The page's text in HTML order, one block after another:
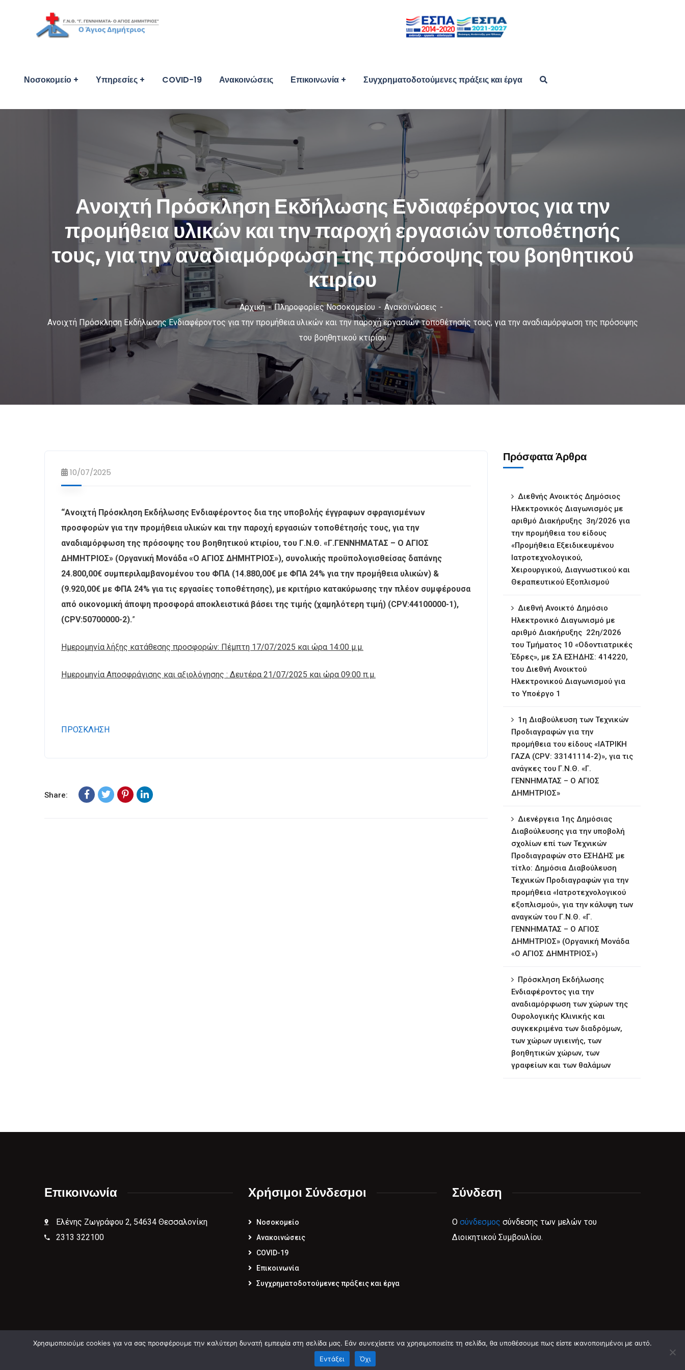
Νοσοκομείο Υπηρεσίες COVID-19 Ανακοινώσεις Επικοινωνία Συγχρηματοδοτούμενες πράξεις και έργα
Ανοιχτή Πρόσκληση Εκδήλωσης Ενδιαφέροντος για την
προμήθεια υλικών και την παροχή εργασιών τοποθέτησής
τους, για την αναδιαμόρφωση της πρόσοψης του βοηθητικού
κτιρίου
Αρχική Πληροφορίες Νοσοκομείου
Ανακοινώσεις
Ανοιχτή Πρόσκληση Εκδήλωσης Ενδιαφέροντος για την προμήθεια υλικών και την παροχή εργασιών τοποθέτησής τους, για την αναδιαμόρφωση της πρόσοψης
του βοηθητικού κτιρίου
10/07/2025
“Ανοιχτή Πρόσκληση Εκδήλωσης Ενδιαφέροντος δια της υποβολής έγγραφων σφραγισμένων
προσφορών για την προμήθεια υλικών και την παροχή εργασιών τοποθέτησής τους, για την
αναδιαμόρφωση της πρόσοψης του βοηθητικού κτιρίου, του Γ.Ν.Θ. «Γ.ΓΕΝΝΗΜΑΤΑΣ – Ο ΑΓΙΟΣ
ΔΗΜΗΤΡΙΟΣ» (Οργανική Μονάδα «Ο ΑΓΙΟΣ ΔΗΜΗΤΡΙΟΣ»), συνολικής προϋπολογισθείσας δαπάνης
24.800,00€ συμπεριλαμβανομένου του ΦΠΑ (14.880,00€ με ΦΠΑ 24% για την προμήθεια υλικών) &
(9.920,00€ με ΦΠΑ 24% για τις εργασίες τοποθέτησης), με κριτήριο κατακύρωσης την πλέον συμφέρουσα
από οικονομική άποψη προσφορά αποκλειστικά βάσει της τιμής (χαμηλότερη τιμή) (CPV:44100000-1),
(CPV:50700000-2).”
Ημερομηνία λήξης κατάθεσης προσφορών: Πέμπτη 17/07/2025 και ώρα 14:00 μ.μ.
Ημερομηνία Αποσφράγισης και αξιολόγησης : Δευτέρα 21/07/2025 και ώρα 09:00 π.μ.
ΠΡΟΣΚΛΗΣΗ
Share:
Πρόσφατα Άρθρα
Διεθνής Ανοικτός Δημόσιος
Ηλεκτρονικός Διαγωνισμός με
αριθμό Διακήρυξης 3η/2026 για
την προμήθεια του είδους
«Προμήθεια Εξειδικευμένου
Ιατροτεχνολογικού,
Χειρουργικού, Διαγνωστικού και
Θεραπευτικού Εξοπλισμού
Διεθνή Ανοικτό Δημόσιο
Ηλεκτρονικό Διαγωνισμό με
αριθμό Διακήρυξης 22η/2026
του Τμήματος 10 «Οδοντιατρικές
Έδρες», με ΣΑ ΕΣΗΔΗΣ: 414220,
του Διεθνή Ανοικτού
Ηλεκτρονικού Διαγωνισμού για
το Υποέργο 1
1η ∆ιαβούλευση των Τεχνικών
Προδιαγραφών για την
προμήθεια του είδους «ΙΑΤΡΙΚΗ
ΓΑΖΑ (CPV: 33141114-2)», για τις
ανάγκες του Γ.Ν.Θ. «Γ.
ΓΕΝΝΗΜΑΤΑΣ – Ο ΑΓΙΟΣ
ΔΗΜΗΤΡΙΟΣ»
∆ιενέργεια 1ης ∆ηµόσιας
∆ιαβούλευσης για την υποβολή
σχολίων επί των Τεχνικών
Προδιαγραφών στο ΕΣΗΔΗΣ με
τίτλο: Δημόσια Διαβούλευση
Τεχνικών Προδιαγραφών για την
προμήθεια «Ιατροτεχνολογικού
εξοπλισμού», για την κάλυψη των
αναγκών του Γ.Ν.Θ. «Γ.
ΓΕΝΝΗΜΑΤΑΣ – Ο ΑΓΙΟΣ
ΔΗΜΗΤΡΙΟΣ» (Οργανική Μονάδα
«Ο ΑΓΙΟΣ ΔΗΜΗΤΡΙΟΣ»)
Πρόσκληση Εκδήλωσης
Ενδιαφέροντος για την
αναδιαμόρφωση των χώρων της
Ουρολογικής Κλινικής και
συγκεκριμένα των διαδρόμων,
των χώρων υγιεινής, των
βοηθητικών χώρων, των
γραφείων και των θαλάμων
Επικοινωνία
Ελένης Ζωγράφου 2, 54634 Θεσσαλονίκη
2313 322100
Χρήσιμοι Σύνδεσμοι
Νοσοκομείο
Ανακοινώσεις
COVID-19
Επικοινωνία
Συγχρηματοδοτούμενες πράξεις και έργα
Σύνδεση
Ο σύνδεσμος σύνδεσης των μελών του
Διοικητικού Συμβουλίου.
Developed byMy Company Projects
Χρησιμοποιούμε cookies για να σας προσφέρουμε την καλύτερη δυνατή εμπειρία στη σελίδα μας. Εάν συνεχίσετε να χρησιμοποιείτε τη σελίδα, θα υποθέσουμε πως είστε ικανοποιημένοι με αυτό.
Εντάξει
Όχι